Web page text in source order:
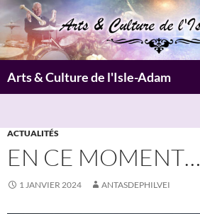
Aller
au
contenu
Arts & Culture de l'Isle-Adam
ACTUALITÉS
EN CE MOMENT…
1 JANVIER 2024 ANTASDEPHILVEI